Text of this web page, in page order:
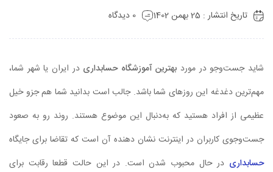
تاریخ انتشار : 25 بهمن 1402 0 دیدگاه
شاید جست‌وجو در مورد بهترین آموزشگاه حسابداری در ایران یا شهر شما،
مهم‌ترین دغدغه این روزهای شما باشد. جالب است بدانید شما هم جزو خیل
عظیمی از افراد هستید که به‌دنبال این موضوع هستند. روند رو به صعود
جست‌وجوی کاربران در اینترنت نشان دهنده آن است که تقاضا برای جایگاه
حسابداری در حال محبوب شدن است. در این حالت قطعا رقابت برای